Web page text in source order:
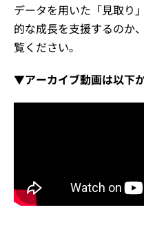
データを用いた「見取り
的な成長を支援するのか
覧ください。
▼アーカイブ動画は以下